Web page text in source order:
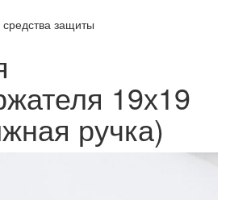
защиты
19х19
ручка)